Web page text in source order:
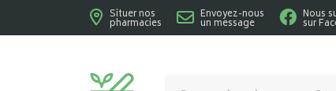
Situer nos
pharmacies
Envoyez-nous
un message
Nous
sur